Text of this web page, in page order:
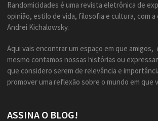
Randomicidades é uma revista eletrônica de
opinião, estilo de vida, filosofia e cultura, com a
Andrei Kichalowsky.
Aqui vais encontrar um espaço em que amigos,
mesmo contamos nossas histórias ou
que considero serem de relevância e
promover uma reflexão sobre o mundo em que
ASSINA O BLOG!